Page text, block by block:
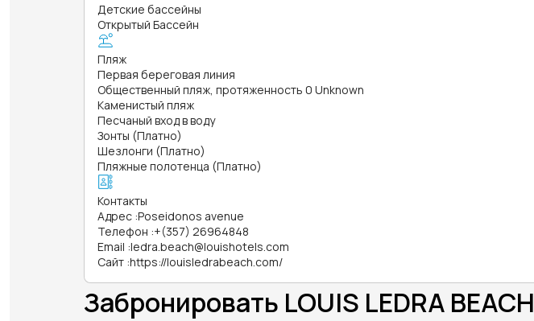
Детские бассейны
Открытый Бассейн
Пляж
Первая береговая линия
Общественный пляж, протяженность 0 Unknown
Каменистый пляж
Песчаный вход в воду
Зонты (Платно)
Шезлонги (Платно)
Пляжные полотенца (Платно)
Контакты
Адрес :Poseidonos avenue
Телефон :+(357) 26964848
Email :ledra.beach@louishotels.com
Сайт :https://louisledrabeach.com/
Забронировать LOUIS LEDRA BEACH